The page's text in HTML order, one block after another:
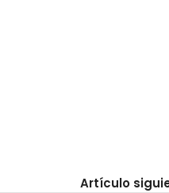
Artículo